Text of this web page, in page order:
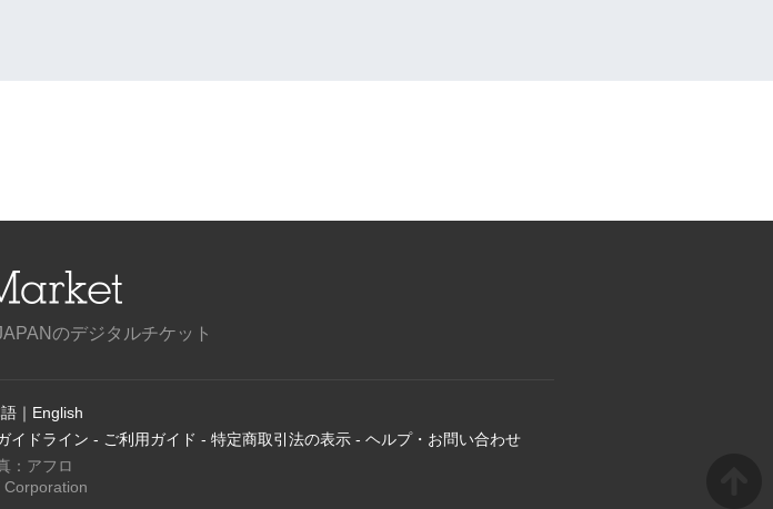
のデジタルチケット
｜ English
イドライン - ご利用ガイド - 特定商取引法の表示 - ヘルプ・お問い合わせ
：アフロ
Corporation